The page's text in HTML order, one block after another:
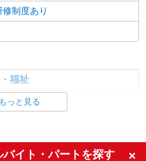
修制度あり
福祉
ドル（40代～）活躍中
っと見る
イト・パートを探す